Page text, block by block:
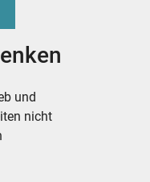
und
nicht